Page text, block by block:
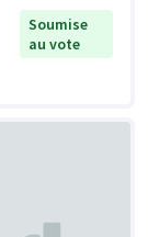
Soumise
au vote